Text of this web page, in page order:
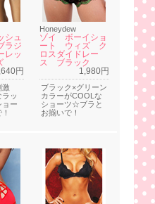
シュ
ラジ
レッ
円
激
ッ
ョー
Honeydew
ゾイ ボーイショ
ート ウィズ ク
ロスダイドレー
ス ブラック
1,980円
ブラック×グリーン
カラーがCOOLな
ショーツ☆ブラと
お揃いで！